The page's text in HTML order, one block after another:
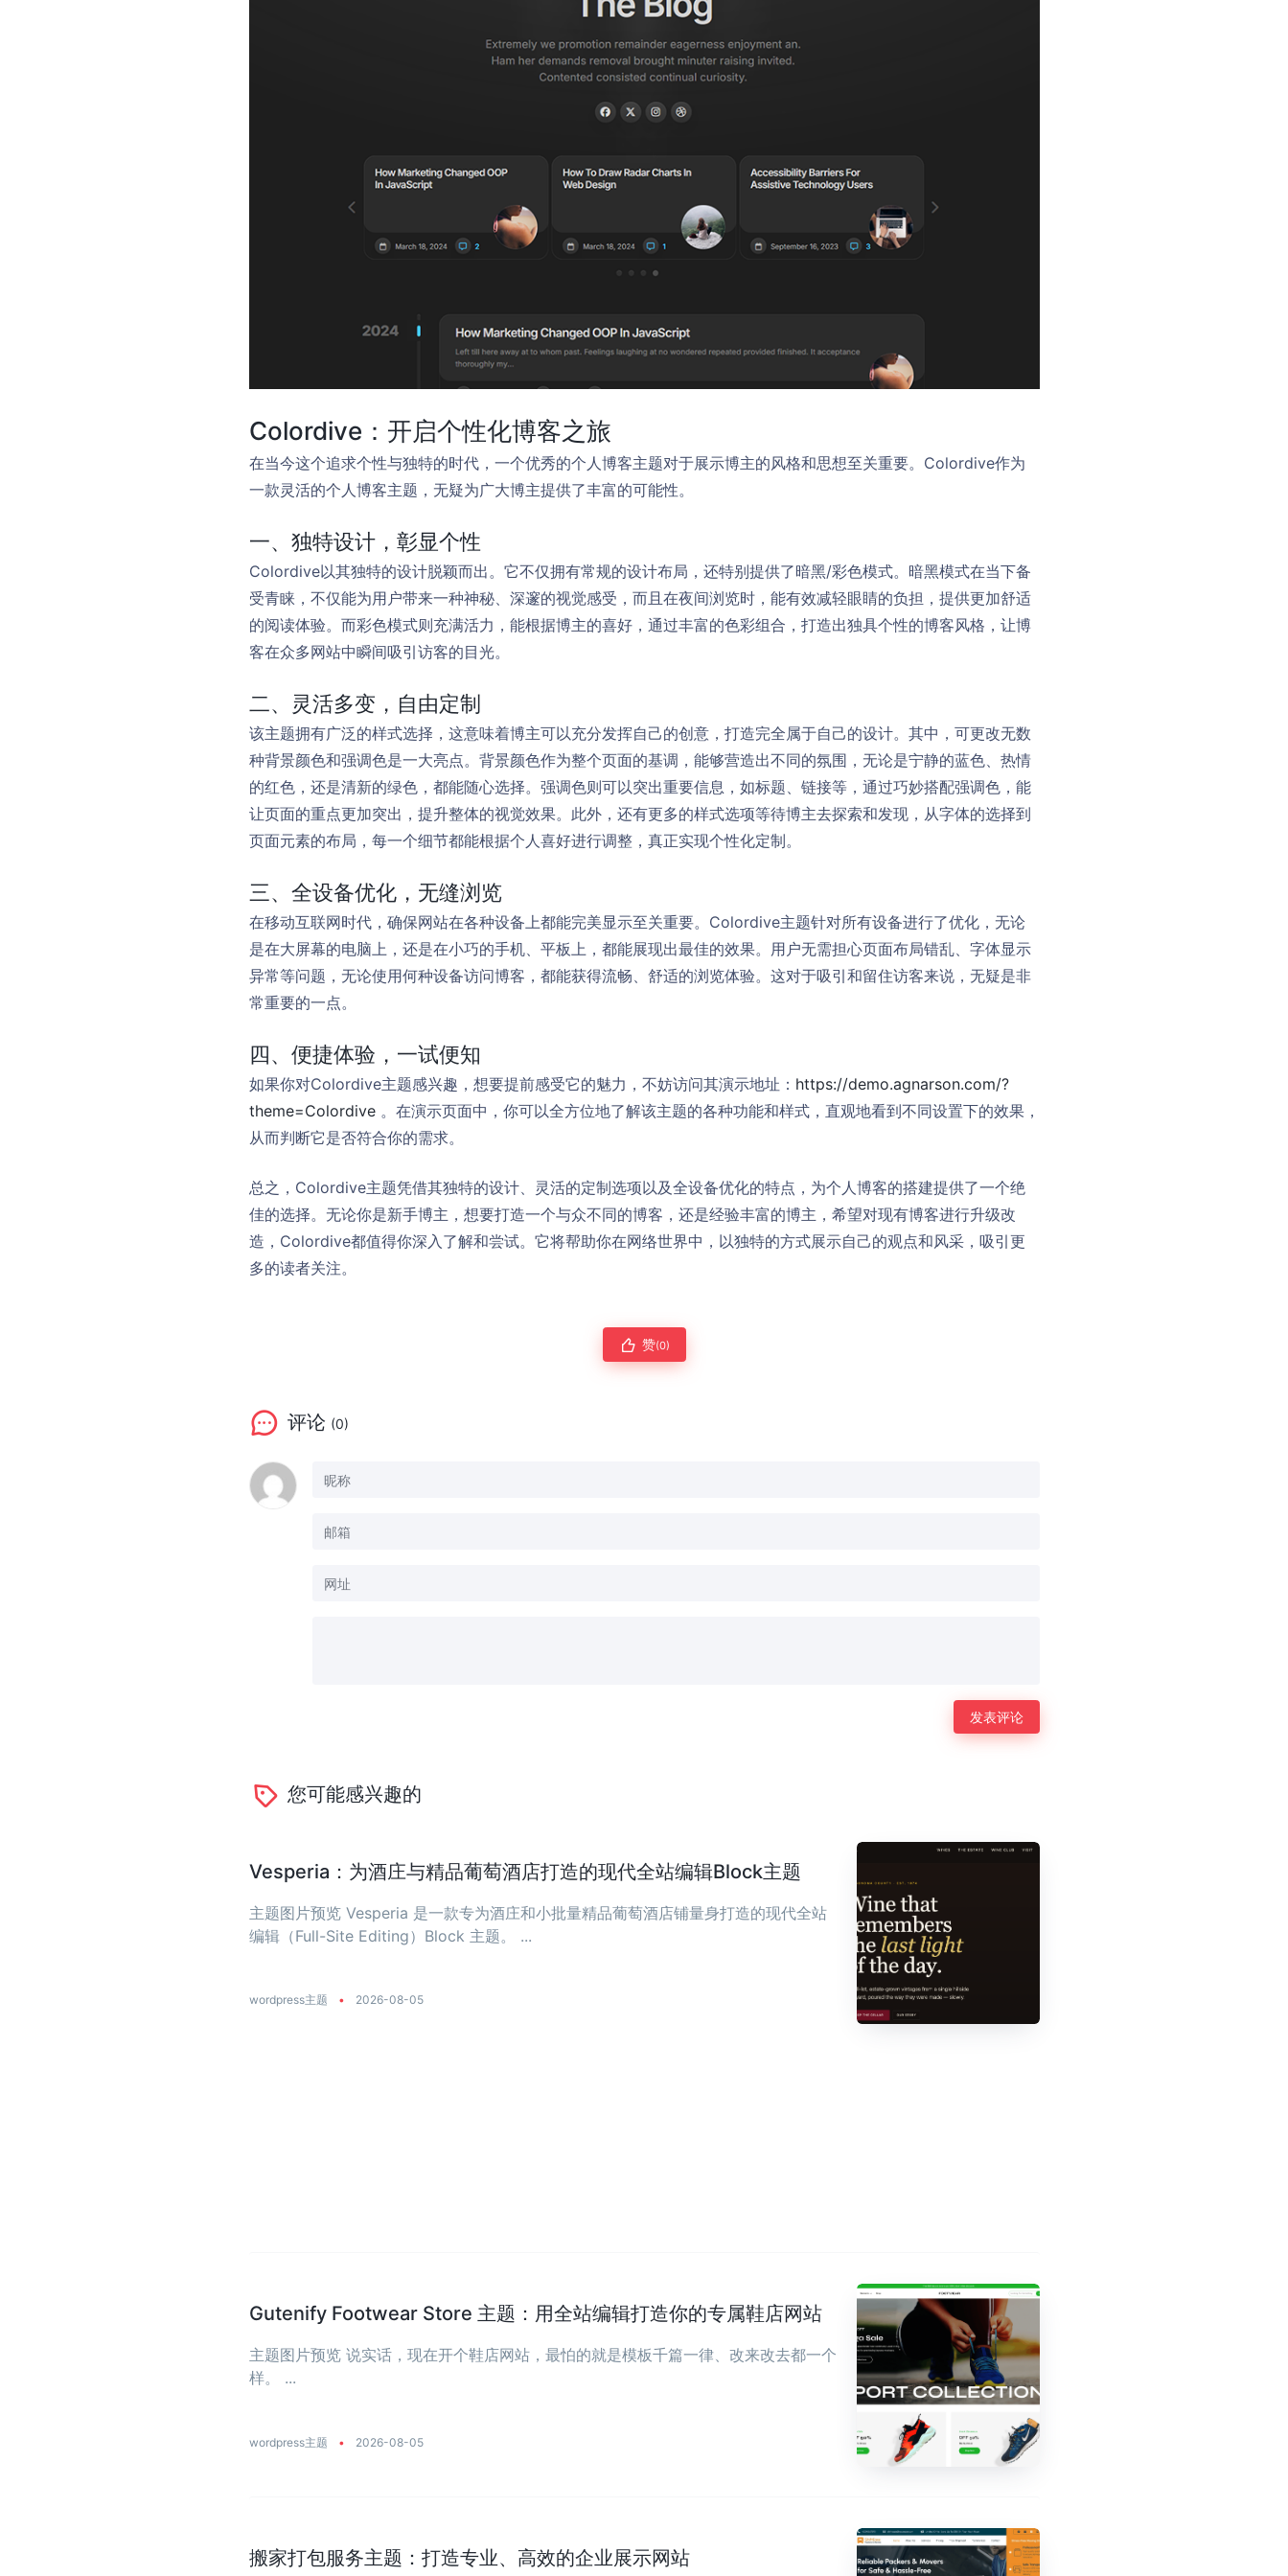
Colordive：开启个性化博客之旅
在当今这个追求个性与独特的时代，一个优秀的个人博客主题对于展示博主的风格和思想至关重要。Colordive作为
一款灵活的个人博客主题，无疑为广大博主提供了丰富的可能性。
一、独特设计，彰显个性
Colordive以其独特的设计脱颖而出。它不仅拥有常规的设计布局，还特别提供了暗黑/彩色模式。暗黑模式在当下备
受青睐，不仅能为用户带来一种神秘、深邃的视觉感受，而且在夜间浏览时，能有效减轻眼睛的负担，提供更加舒适
的阅读体验。而彩色模式则充满活力，能根据博主的喜好，通过丰富的色彩组合，打造出独具个性的博客风格，让博
客在众多网站中瞬间吸引访客的目光。
二、灵活多变，自由定制
该主题拥有广泛的样式选择，这意味着博主可以充分发挥自己的创意，打造完全属于自己的设计。其中，可更改无数
种背景颜色和强调色是一大亮点。背景颜色作为整个页面的基调，能够营造出不同的氛围，无论是宁静的蓝色、热情
的红色，还是清新的绿色，都能随心选择。强调色则可以突出重要信息，如标题、链接等，通过巧妙搭配强调色，能
让页面的重点更加突出，提升整体的视觉效果。此外，还有更多的样式选项等待博主去探索和发现，从字体的选择到
页面元素的布局，每一个细节都能根据个人喜好进行调整，真正实现个性化定制。
三、全设备优化，无缝浏览
在移动互联网时代，确保网站在各种设备上都能完美显示至关重要。Colordive主题针对所有设备进行了优化，无论
是在大屏幕的电脑上，还是在小巧的手机、平板上，都能展现出最佳的效果。用户无需担心页面布局错乱、字体显示
异常等问题，无论使用何种设备访问博客，都能获得流畅、舒适的浏览体验。这对于吸引和留住访客来说，无疑是非
常重要的一点。
四、便捷体验，一试便知
如果你对Colordive主题感兴趣，想要提前感受它的魅力，不妨访问其演示地址： https://demo.agnarson.com/?
theme=Colordive。在演示页面中，你可以全方位地了解该主题的各种功能和样式，直观地看到不同设置下的效果，
从而判断它是否符合你的需求。
总之，Colordive主题凭借其独特的设计、灵活的定制选项以及全设备优化的特点，为个人博客的搭建提供了一个绝
佳的选择。无论你是新手博主，想要打造一个与众不同的博客，还是经验丰富的博主，希望对现有博客进行升级改
造，Colordive都值得你深入了解和尝试。它将帮助你在网络世界中，以独特的方式展示自己的观点和风采，吸引更
多的读者关注。
赞(0)
评论 (0)
您可能感兴趣的
Vesperia：为酒庄与精品葡萄酒店打造的现代全站编辑Block主题
主题图片预览 Vesperia 是一款专为酒庄和小批量精品葡萄酒店铺量身打造的现代全站
编辑（Full-Site Editing）Block 主题。 ...
wordpress主题 • 2026-08-05
Gutenify Footwear Store 主题：用全站编辑打造你的专属鞋店网站
主题图片预览 说实话，现在开个鞋店网站，最怕的就是模板千篇一律、改来改去都一个
样。 ...
wordpress主题 • 2026-08-05
搬家打包服务主题：打造专业、高效的企业展示网站